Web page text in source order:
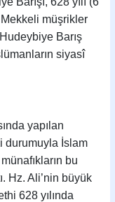
müşrikler
Barış
siyasî
yapılan
durumuyla İslam
bu
Hz. Ali’nin büyük
628 yılında